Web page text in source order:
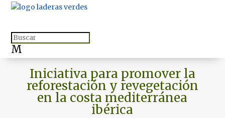
M
Iniciativa para promover la
reforestación y revegetación
en la costa mediterránea
ibérica